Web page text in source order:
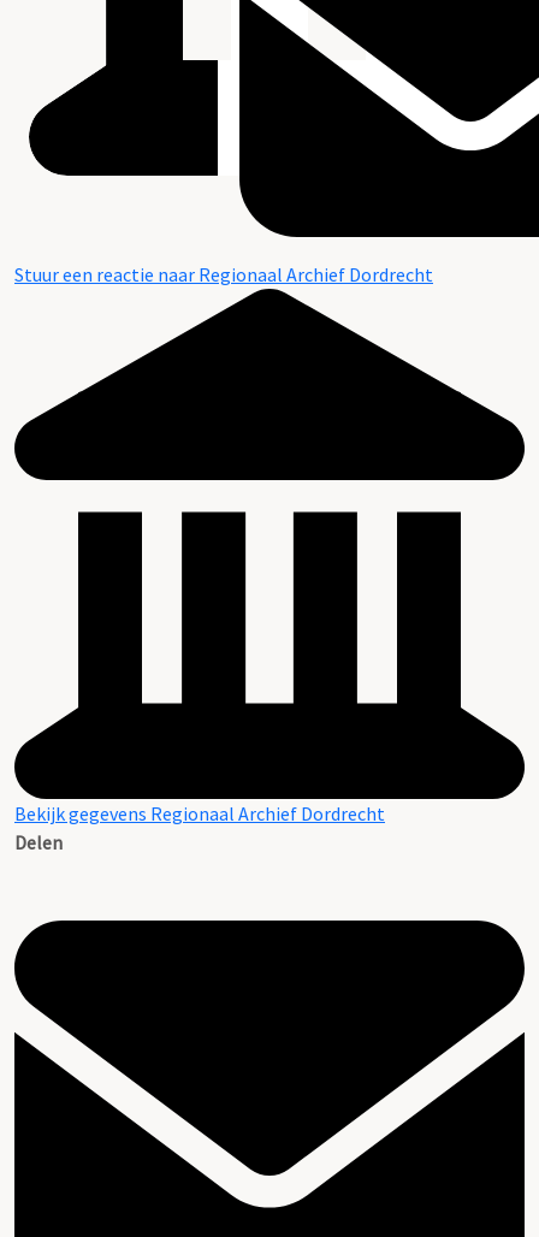
Stuur een reactie naar Regionaal Archief Dordrecht
Bekijk gegevens Regionaal Archief Dordrecht
Delen